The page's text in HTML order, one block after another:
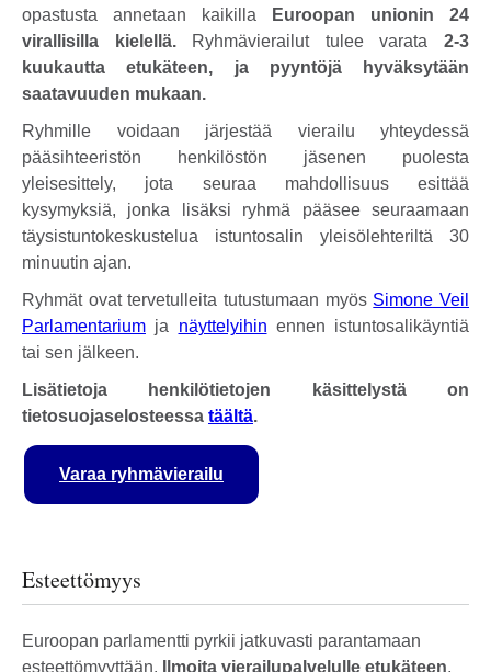
opastusta annetaan kaikilla
Euroopan unionin 24
virallisilla kielellä.Ryhmävierailut tulee varata2-3
kuukautta etukäteen, ja pyyntöjä hyväksytään
saatavuuden mukaan.
Ryhmille voidaan järjestää vierailu yhteydessä
pääsihteeristön henkilöstön jäsenen puolesta
yleisesittely, jota seuraa mahdollisuus esittää
kysymyksiä, jonka lisäksi ryhmä pääsee seuraamaan
täysistuntokeskustelua istuntosalin yleisölehteriltä 30
minuutin ajan.
Ryhmät ovat tervetulleita tutustumaan myös Simone Veil
Parlamentarium ja näyttelyihin ennen istuntosalikäyntiä
tai sen jälkeen.
Lisätietoja henkilötietojen käsittelystä on
tietosuojaselosteessa täältä.
Varaa ryhmävierailu
Esteettömyys
Euroopan parlamentti pyrkii jatkuvasti parantamaan
esteettömyyttään.
Ilmoita vierailupalvelulle etukäteen,